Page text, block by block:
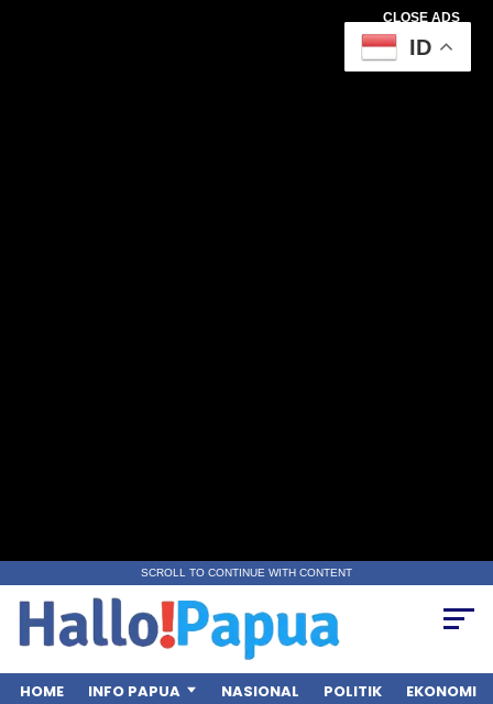
CLOSE ADS
SCROLL TO CONTINUE WITH CONTENT
HOME INFO PAPUA NASIONAL POLITIK EKONOMI
ID